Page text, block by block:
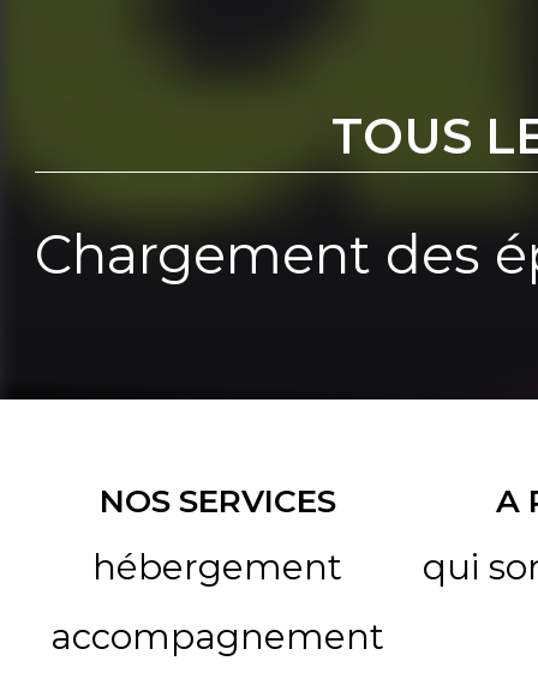
TOUS
Chargement des
NOS SERVICES
hébergement
accompagnement
A
qui